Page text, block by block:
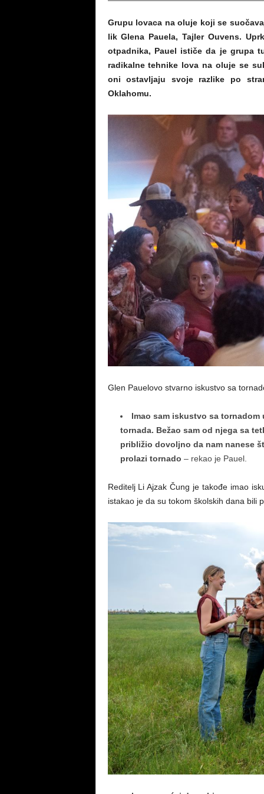
Grupu lovaca na oluje koji se
lik Glena Pauela, Tajler Ouvens.
otpadnika, Pauel ističe da je grupa
radikalne tehnike lova na oluje se
oni ostavljaju svoje razlike po
Oklahomu.
Glen Pauelovo stvarno iskustvo sa
Imao sam iskustvo sa tornadom
tornada. Bežao sam od njega sa
približio dovoljno da nam nanese
prolazi tornado – rekao je Pauel.
Reditelj Li Ajzak Čung je takođe imao
istakao je da su tokom školskih dana bili